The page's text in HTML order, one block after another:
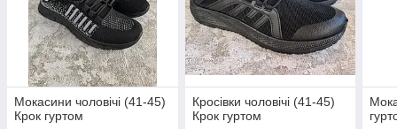
Мокасини чоловічі (41-45)
Крок гуртом
Кросівки чоловічі (41-45)
Крок гуртом